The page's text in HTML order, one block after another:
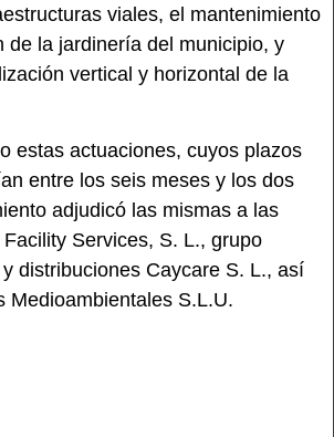
viales, el mantenimiento
de la jardinería del municipio, y
vertical y horizontal de la
estas actuaciones, cuyos plazos
entre los seis meses y los dos
adjudicó las mismas a las
Services, S. L., grupo
distribuciones Caycare S. L., así
Medioambientales S.L.U.